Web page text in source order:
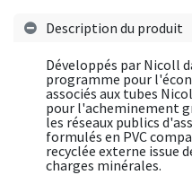
Description du produit
Développés par Nicoll
programme pour
associés aux tubes
pour l'acheminement
les réseaux publics
formulés en PVC
recyclée externe issue
charges minérales.